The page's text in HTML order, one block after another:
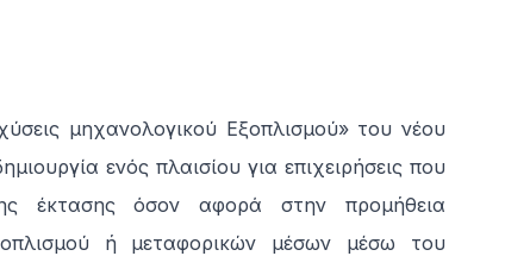
μηχανολογικού Εξοπλισμού» του νέου
ενός πλαισίου για επιχειρήσεις που
έκτασης όσον αφορά στην προμήθεια
ή μεταφορικών μέσων μέσω του